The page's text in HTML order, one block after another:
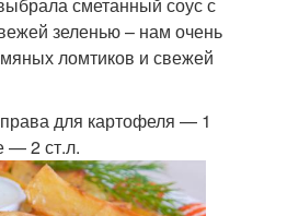
сметанный соус с
зеленью – нам очень
ломтиков и свежей
для картофеля — 1
— 2 ст.л.